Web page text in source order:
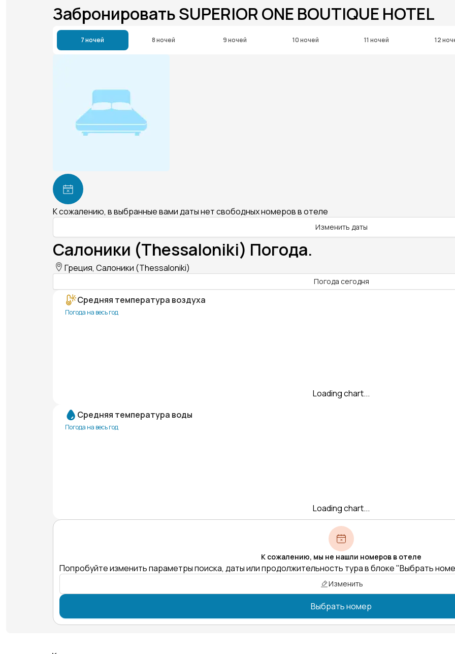
Забронировать SUPERIOR ONE BOUTIQUE HOTEL
7 ночей 8 ночей 9 ночей 10 ночей 11 ночей 12
К сожалению, в выбранные вами даты нет свободных номеров в отеле
Изменить даты
Салоники (Thessaloniki) Погода.
Греция, Салоники (Thessaloniki)
Погода сегодня
Средняя температура воздуха
Погода на весь год
Loading chart...
Средняя температура воды
Погода на весь год
Loading chart...
К сожалению, мы не нашли номеров в отеле
Попробуйте изменить параметры поиска, даты или продолжительность тура в блоке "Выбрать
Изменить
Выбрать номер